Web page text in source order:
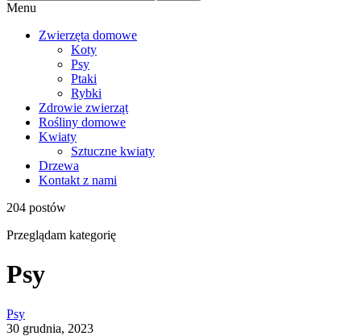
Menu
Zwierzęta domowe
Koty
Psy
Ptaki
Rybki
Zdrowie zwierząt
Rośliny domowe
Kwiaty
Sztuczne kwiaty
Drzewa
Kontakt z nami
204 postów
Przeglądam kategorię
Psy
Psy
30 grudnia, 2023